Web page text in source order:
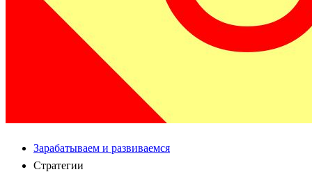
Зарабатываем и развиваемся
Стратегии